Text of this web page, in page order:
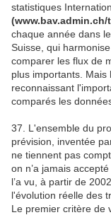
statistiques
chaque année dans
Suisse, qui
comparer les flux de
plus importants. Mais
reconnaissant
comparés les
37. L'ensemble du
prévision, inventée
ne tiennent pas
on n’a jamais
l’a vu, à partir de
l'évolution réelle des
Le premier critère de